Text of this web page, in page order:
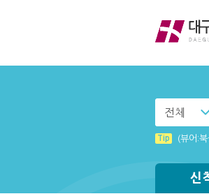
전체
Tip (뷰어:
신